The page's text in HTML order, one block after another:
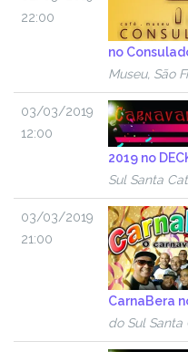
22:00
no
Museu, São
03/03/2019
12:00
2019 no
Sul Santa
03/03/2019
21:00
CarnaBera
do Sul Santa